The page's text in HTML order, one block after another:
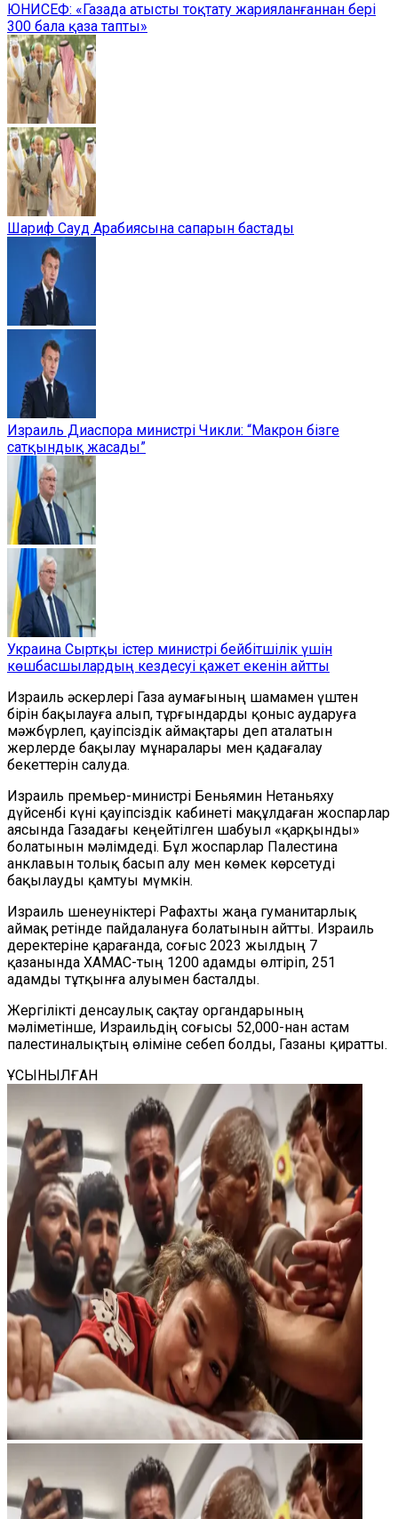
ЮНИСЕФ: «Газада атысты тоқтату жарияланғаннан бері
300 бала қаза тапты»
Шариф Сауд Арабиясына сапарын бастады
Израиль Диаспора министрі Чикли: “Макрон бізге
сатқындық жасады”
Украина Сыртқы істер министрі бейбітшілік үшін
көшбасшылардың кездесуі қажет екенін айтты
Израиль әскерлері Газа аумағының шамамен үштен
бірін бақылауға алып, тұрғындарды қоныс аударуға
мәжбүрлеп, қауіпсіздік аймақтары деп аталатын
жерлерде бақылау мұнаралары мен қадағалау
бекеттерін салуда.
Израиль премьер-министрі Беньямин Нетаньяху
дүйсенбі күні қауіпсіздік кабинеті мақұлдаған жоспарлар
аясында Газадағы кеңейтілген шабуыл «қарқынды»
болатынын мәлімдеді. Бұл жоспарлар Палестина
анклавын толық басып алу мен көмек көрсетуді
бақылауды қамтуы мүмкін.
Израиль шенеуніктері Рафахты жаңа гуманитарлық
аймақ ретінде пайдалануға болатынын айтты. Израиль
деректеріне қарағанда, соғыс 2023 жылдың 7
қазанында ХАМАС-тың 1200 адамды өлтіріп, 251
адамды тұтқынға алуымен басталды.
Жергілікті денсаулық сақтау органдарының
мәліметінше, Израильдің соғысы 52,000-нан астам
палестиналықтың өліміне себеп болды, Газаны қиратты.
ҰСЫНЫЛҒАН